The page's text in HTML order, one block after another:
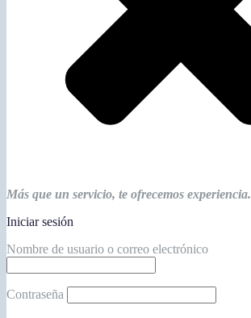
Más que un servicio, te ofrecemos experiencia.
Iniciar sesión
Nombre de usuario o correo electrónico
Contraseña